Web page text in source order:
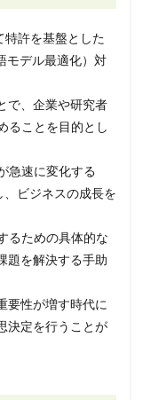
特許を基盤とした
モデル最適化）対
で、企業や研究者
ることを目的とし
急速に変化する
ビジネスの成長を
るための具体的な
題を解決する手助
要性が増す時代に
決定を行うことが